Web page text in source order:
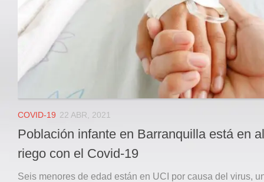
COVID-19 22 ABR, 2021
Población infante en Barranquilla está en
riego con el Covid-19
Seis menores de edad están en UCI por causa del virus,